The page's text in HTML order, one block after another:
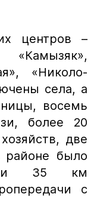
центров –
«Николо-
села, а
восемь
более 20
две
было
35 км
с